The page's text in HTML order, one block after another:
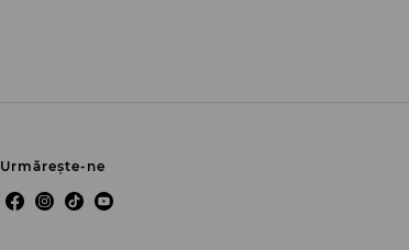
Urmărește-ne